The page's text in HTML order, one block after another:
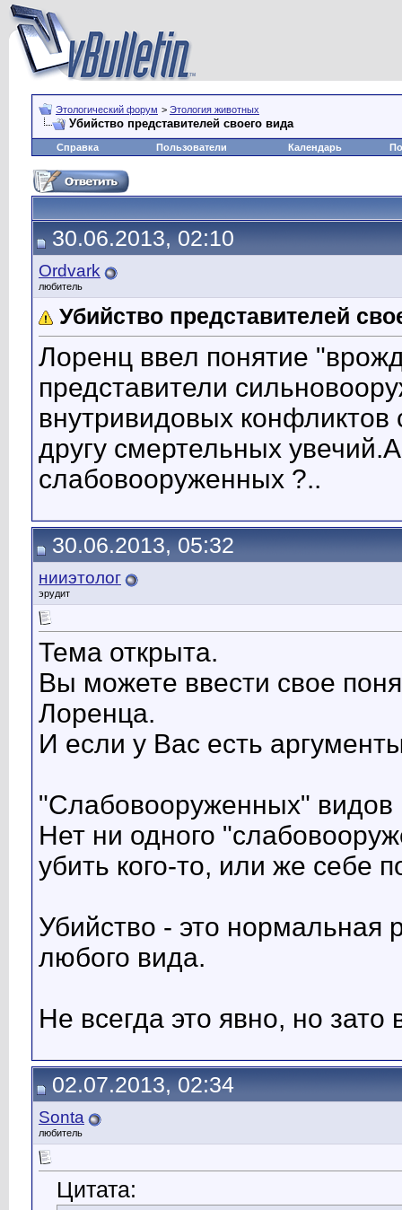
Этологический форум > Этология животных
Убийство представителей своего вида
Справка Пользователи Календарь
30.06.2013, 02:10
Ordvark
любитель
Убийство представителей
Лоренц ввел понятие
представители
внутривидовых конфликтов
другу смертельных
слабовооруженных ?..
30.06.2013, 05:32
нииэтолог
эрудит
Тема открыта.
Вы можете ввести свое
Лоренца.
И если у Вас есть
"Слабовооруженных" видов
Нет ни одного
убить кого-то, или же себе
Убийство - это нормальная
любого вида.
Не всегда это явно, но зато
02.07.2013, 02:34
Sonta
любитель
Цитата: